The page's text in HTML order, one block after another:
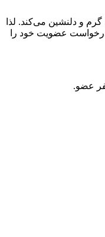
و دلنشین می­‌کند. لذا
عضویت خود را